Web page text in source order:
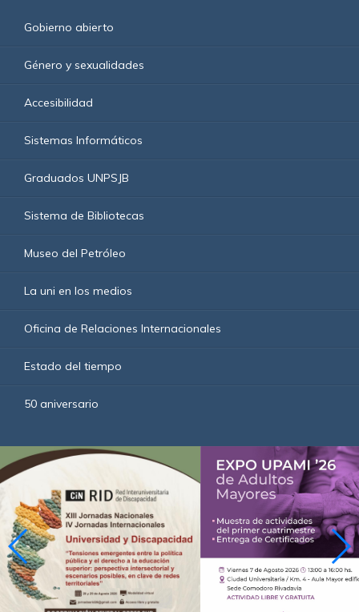
Gobierno abierto
Género y sexualidades
Accesibilidad
Sistemas Informáticos
Graduados UNPSJB
Sistema de Bibliotecas
Museo del Petróleo
La uni en los medios
Oficina de Relaciones Internacionales
Estado del tiempo
50 aniversario